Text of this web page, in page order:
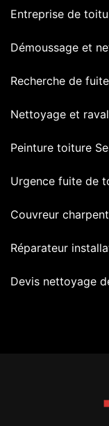
Entreprise de
Démoussage et
Recherche de
Nettoyage et
Peinture toiture
Urgence fuite de
Couvreur
Réparateur
Devis nettoyage